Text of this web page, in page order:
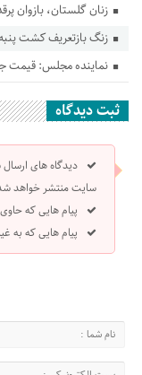
زنان گلستان، بازوان
زنگ بازتعریف کشت
نماینده مجلس: قیمت
ثبت دیدگاه
دیدگاه های
سایت منتشر خواهد
پیام هایی که
پیام هایی که به